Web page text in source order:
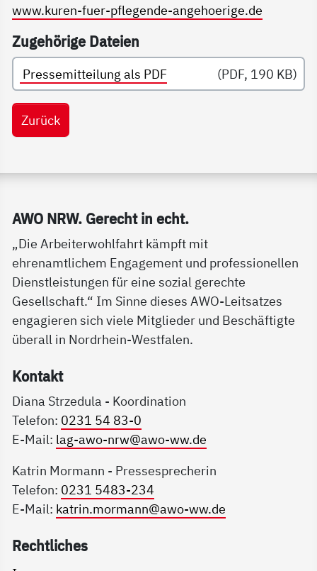
www.kuren-fuer-pflegende-angehoerige.de
Zugehörige Dateien
Pressemitteilung als PDF (PDF, 190 KB)
Zurück
Service Informationen
AWO NRW. Ge­recht in echt.
„Die Arbeiterwohlfahrt kämpft mit
ehrenamtlichem Engagement und professionellen
Dienstleistungen für eine sozial gerechte
Gesellschaft.“ Im Sinne dieses AWO-Leitsatzes
engagieren sich viele Mitglieder und Beschäftigte
überall in Nordrhein-Westfalen.
Kon­takt
Diana Strzedula - Koordination
Telefon: 0231 54 83-0
E-Mail: lag-awo-nrw@awo-ww.de
Katrin Mormann - Pressesprecherin
Telefon: 0231 5483-234
E-Mail: katrin.mormann@awo-ww.de
Recht­li­ches